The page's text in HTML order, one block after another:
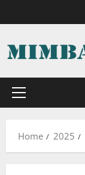
to
Primary
Home 2025